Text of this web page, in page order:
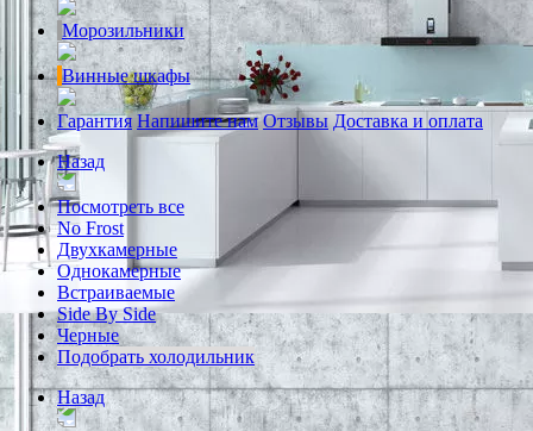
Морозильники
Винные шкафы
Гарантия Напишите нам Отзывы Доставка и оплата
Назад
Посмотреть все
No Frost
Двухкамерные
Однокамерные
Встраиваемые
Side By Side
Черные
Подобрать холодильник
Назад